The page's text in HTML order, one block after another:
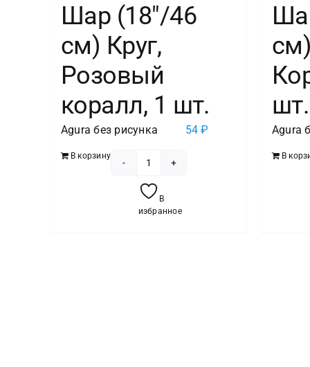
Шар (18″/46
см) Круг,
Розовый
коралл, 1 шт.
Agura без рисунка 54₽
В корзину
товара
Шар
В
избранное
шт.
Agura
В